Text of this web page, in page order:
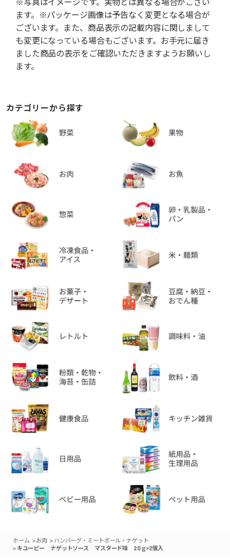
ます。※パッケージ画像は予告なく変更となる場合が
ございます。また、商品表示の記載内容に関しまして
も変更になっている場合もございます。お手元に届き
ました商品の表示をご確認いただきますようお願いし
ます。
カテゴリーから探す
ホーム >お肉 > ハンバーグ・ミートボール・ナゲット
> キユーピー ナゲットソース マスタード味 20ｇ×2個入